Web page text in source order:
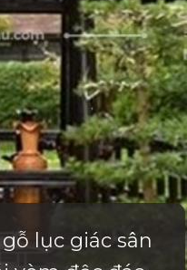
lục giác sân